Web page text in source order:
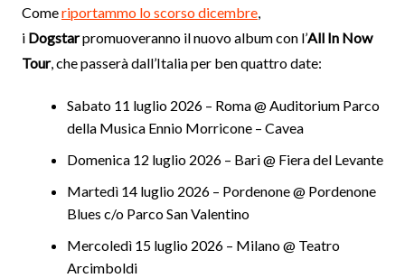
Comeriportammo lo scorso dicembre,
i Dogstarpromuoveranno il nuovo album con l’All In Now
Tour, che passerà dall’Italia per ben quattro date:
Sabato 11 luglio 2026 – Roma @ Auditorium Parco
della Musica Ennio Morricone – Cavea
Domenica 12 luglio 2026 – Bari @ Fiera del Levante
Martedì 14 luglio 2026 – Pordenone @ Pordenone
Blues c/o Parco San Valentino
Mercoledì 15 luglio 2026 – Milano @ Teatro
Arcimboldi